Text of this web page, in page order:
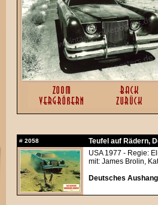
# 2058
Teufel auf Rädern,
USA 1977 - Regie:
mit: James Brolin,
Deutsches